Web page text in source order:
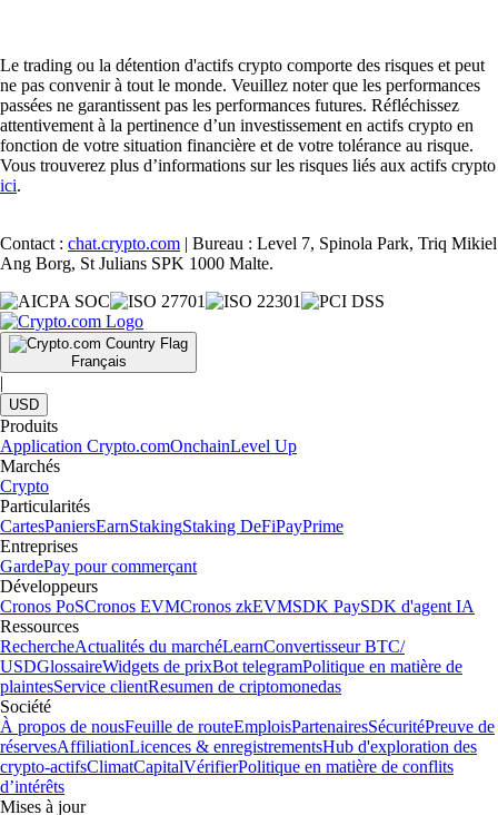
Le trading ou la détention d'actifs crypto comporte des risques et peut
ne pas convenir à tout le monde. Veuillez noter que les performances
passées ne garantissent pas les performances futures. Réfléchissez
attentivement à la pertinence d’un investissement en actifs crypto en
fonction de votre situation financière et de votre tolérance au risque.
Vous trouverez plus d’informations sur les risques liés aux actifs crypto
ici.
Contact : chat.crypto.com | Bureau : Level 7, Spinola Park, Triq Mikiel
Ang Borg, St Julians SPK 1000 Malte.
Français
|
USD
Produits
Application Crypto.comOnchainLevel Up
Marchés
Crypto
Particularités
CartesPaniersEarnStakingStaking DeFiPayPrime
Entreprises
GardePay pour commerçant
Développeurs
Cronos PoSCronos EVMCronos zkEVMSDK PaySDK d'agent IA
Ressources
RechercheActualités du marchéLearnConvertisseur BTC/
USDGlossaireWidgets de prixBot telegramPolitique en matière de
plaintesService clientResumen de criptomonedas
Société
À propos de nousFeuille de routeEmploisPartenairesSécuritéPreuve de
réservesAffiliationLicences & enregistrementsHub d'exploration des
crypto-actifsClimatCapitalVérifierPolitique en matière de conflits
d’intérêts
Mises à jour